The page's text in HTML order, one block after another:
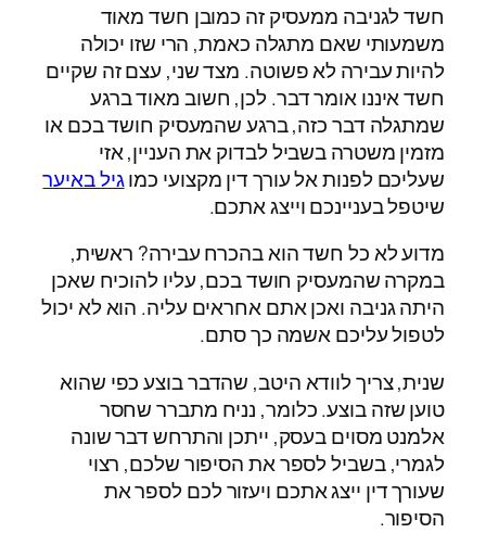
חשד לגניבה ממעסיק זה כמובן חשד מאוד
משמעותי שאם מתגלה כאמת, הרי שזו יכולה
להיות עבירה לא פשוטה. מצד שני, עצם זה שקיים
חשד איננו אומר דבר. לכן, חשוב מאוד ברגע
שמתגלה דבר כזה, ברגע שהמעסיק חושד בכם או
מזמין משטרה בשביל לבדוק את העניין, אזי
שעליכם לפנות אל עורך דין מקצועי כמוגיל באיער
שיטפל בעניינכם וייצג אתכם.
מדוע לא כל חשד הוא בהכרח עבירה? ראשית,
במקרה שהמעסיק חושד בכם, עליו להוכיח שאכן
היתה גניבה ואכן אתם אחראים עליה. הוא לא יכול
לטפול עליכם אשמה כך סתם.
שנית, צריך לוודא היטב, שהדבר בוצע כפי שהוא
טוען שזה בוצע. כלומר, נניח מתברר שחסר
אלמנט מסוים בעסק, ייתכן והתרחש דבר שונה
לגמרי, בשביל לספר את הסיפור שלכם, רצוי
שעורך דין ייצג אתכם ויעזור לכם לספר את
הסיפור.